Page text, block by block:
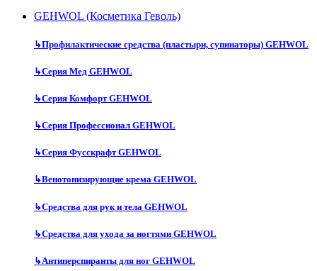
GEHWOL (Косметика Геволь)
↳Профилактические средства (пластыри, супинаторы) GEHWOL
↳Серия Мед GEHWOL
↳Серия Комфорт GEHWOL
↳Серия Профессионал GEHWOL
↳Серия Фусскрафт GEHWOL
↳Венотонизирующие крема GEHWOL
↳Средства для рук и тела GEHWOL
↳Средства для ухода за ногтями GEHWOL
↳Антиперспиранты для ног GEHWOL